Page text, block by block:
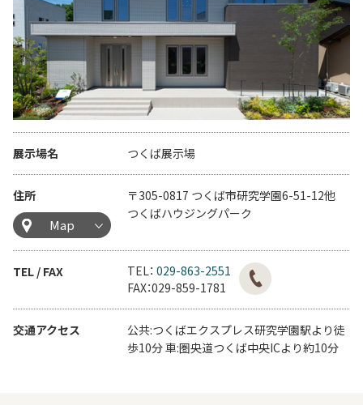
展示場名 つくば展示場
住所
Map
〒305-0817 つくば市研究学園6-51-12他
つくばハウジングパーク
TEL / FAX TEL： 029-863-2551
FAX：029-859-1781
交通アクセス
公共:つくばエクスプレス研究学園駅より徒
歩10分 車:圏央道つくば中央ICより約10分